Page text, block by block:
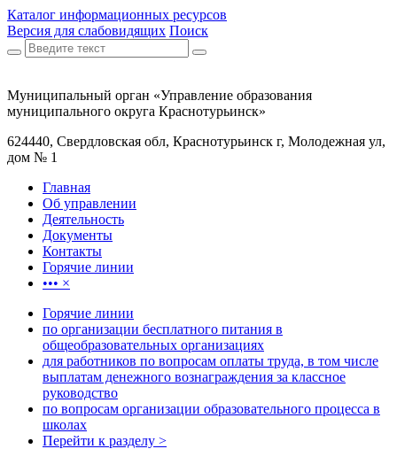
Каталог информационных ресурсов
Версия для слабовидящих Поиск
Муниципальный орган «Управление образования
муниципального округа Краснотурьинск»
624440, Свердловская обл, Краснотурьинск г, Молодежная ул,
дом № 1
Главная
Об управлении
Деятельность
Документы
Контакты
Горячие линии
••• ×
Горячие линии
по организации бесплатного питания в
общеобразовательных организациях
для работников по вопросам оплаты труда, в том числе
выплатам денежного вознаграждения за классное
руководство
по вопросам организации образовательного процесса в
школах
Перейти к разделу >